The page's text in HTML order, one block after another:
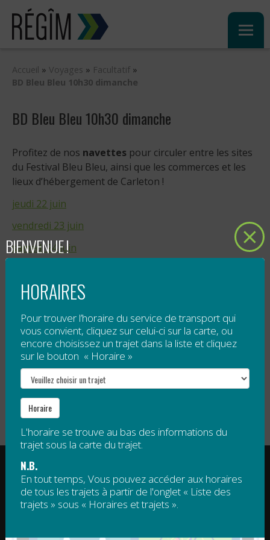
Sauter
contenu
Accueil » Voyages » Facultatif »
BD Bleu Bleu 10h30 dimanche
BD Bleu Bleu 10h30 dimanche
Profitez de nos navettes pour circuler entre les sites
du Festival Bleu Bleu, ainsi que les commerces et les
lieux d’hébergement de Carleton !
jeudi 22 juin
vendredi 23 juin
samedi 24 juin
Tarification
Gratuit, sauf 5 $ par passage pour tout voyage à
destination de Mont Saint-Joseph.
Veuillez noter qu’un droit d’accès est obligatoire pour
le sommet de Mont Saint-Joseph. Ce droit d’accès
n’est pas compris dans le tarif de la navette.
RÉGIE INTERMUNICIPALE DE TRANSPORT
GASPÉSIE – ÎLES-DE-LA-MADELEINE
© 2015 - 2026 Tous droits réservés
BIENVENUE !
HORAIRES
Pour trouver l’horaire du service de transport qui
vous convient, cliquez sur celui-ci sur la carte, ou
encore choisissez un trajet dans la liste et cliquez
sur le bouton « Horaire »
Horaire
L'horaire se trouve au bas des informations du
trajet sous la carte du trajet.
N.B.
En tout temps, Vous pouvez accéder aux horaires
de tous les trajets à partir de l'onglet « Liste des
trajets » sous « Horaires et trajets ».